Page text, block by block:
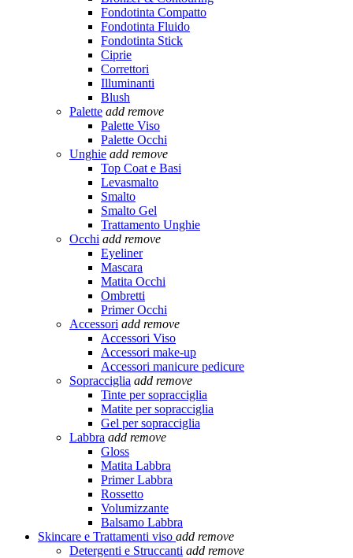
Fondotinta Compatto
Fondotinta Fluido
Fondotinta Stick
Ciprie
Correttori
Illuminanti
Blush
Palette add remove
Palette Viso
Palette Occhi
Unghie add remove
Top Coat e Basi
Levasmalto
Smalto
Smalto Gel
Trattamento Unghie
Occhi add remove
Eyeliner
Mascara
Matita Occhi
Ombretti
Primer Occhi
Accessori add remove
Accessori Viso
Accessori make-up
Accessori manicure pedicure
Sopracciglia add remove
Tinte per sopracciglia
Matite per sopracciglia
Gel per sopracciglia
Labbra add remove
Gloss
Matita Labbra
Primer Labbra
Rossetto
Volumizzante
Balsamo Labbra
Skincare e Trattamenti viso add remove
Detergenti e Struccanti add remove